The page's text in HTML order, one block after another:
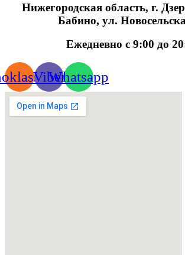
Нижегородская область, г.
Бабино, ул.
Ежедневно с 9:00 до
ViberWhatsapp